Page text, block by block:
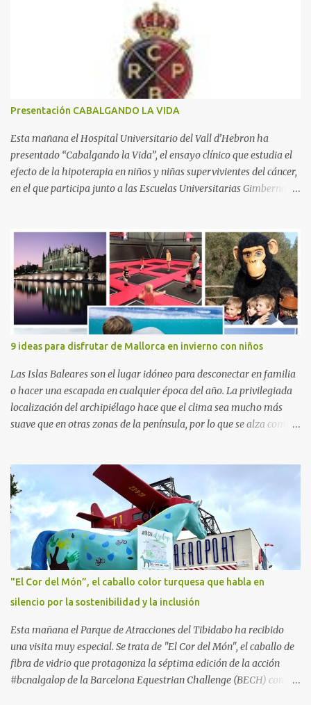
s
Presentación CABALGANDO LA VIDA
Esta mañana el Hospital Universitario del Vall d’Hebron ha
presentado “Cabalgando la Vida”, el ensayo clínico que estudia el
efecto de la hipoterapia en niños y niñas supervivientes del cáncer,
en el que participa junto a las Escuelas Universitarias Gimbernat,
presencia de Emilio Zegrí, presidente de la Fundación RCPB; la Dra.
Anna Llort, adjunta del Servicio de Oncología Pediátrica del
Hospital Vall d’Hebron e investigadora del grupo de Investigación
Traslacional en Cáncer en la Infancia y la Adolescencia del Vall
d’Hebron Instituto de Investigación (VHIR); Anna Saló, psicóloga
del Servicio de Oncología Pediátrica del Vall d’Hebron y del grupo
de Investigación Traslacional en Cáncer en la Infancia y la
Adolescencia del VHIR y Teresa Xipell, fisioterapeuta y directora de
hipoterapia en la Fundación Federica Cerdá. Imágenes cortesía de
asesoría de ...
9 ideas para disfrutar de Mallorca en invierno con niños
Las Islas Baleares son el lugar idóneo para desconectar en familia
o hacer una escapada en cualquier época del año. La privilegiada
localización del archipiélago hace que el clima sea mucho más
suave que en otras zonas de la península, por lo que se alza como
ejemplo, ofrece un amplio abanico de posibilidades, desde
actividades al aire libre, propuestas lúdicas o deportivas, hasta
propuestas gastronómicas para poder disfrutar al máximo con los
niños y garantizar una experiencia inolvidable. Palma Aquarium
A unos 15 minutos en coche de la capital Balear y a tan sólo 500
metros de la playa, se encuentra el Palma Aquarium, un lugar
donde grandes y pequeños quedarán fascinados con los 8.000
ejemplares de 700 especies distintas procedentes del Mediterráneo
y los océanos Índico, Atlántico y Pacífico. El recorrido por el
acuario se plantea como un viaje a...
"El Cor del Món”, el caballo color turquesa que habla en
silencio por la sostenibilidad y la inclusión
Esta mañana el Parque de Atracciones del Tibidabo ha recibido
una visita muy especial. Se trata de "El Cor del Món", el caballo de
fibra de vidrio que protagoniza la séptima edición de la acción
#bcnalgalop de la Barcelona Equestrian Challenge (BECH) con el